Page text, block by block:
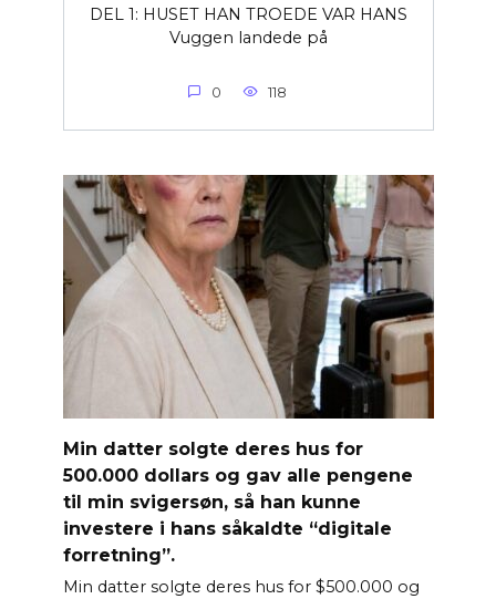
DEL 1: HUSET HAN TROEDE VAR HANS
Vuggen landede på
0 118
Min datter solgte deres hus for
500.000 dollars og gav alle pengene
til min svigersøn, så han kunne
investere i hans såkaldte “digitale
forretning”.
Min datter solgte deres hus for $500.000 og